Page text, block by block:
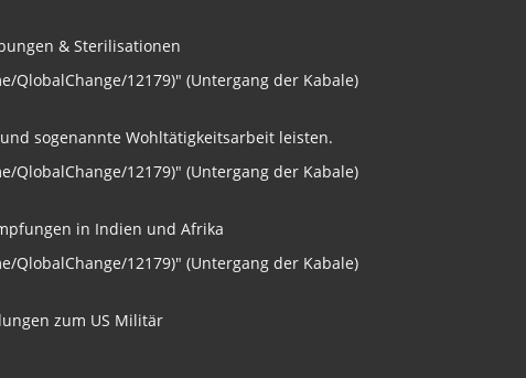
& Sterilisationen
QlobalChange/12179)" (Untergang der Kabale)
sogenannte Wohltätigkeitsarbeit leisten.
QlobalChange/12179)" (Untergang der Kabale)
in Indien und Afrika
QlobalChange/12179)" (Untergang der Kabale)
zum US Militär